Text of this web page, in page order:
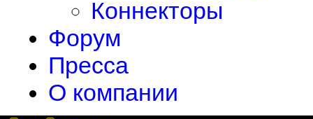
Коннекторы
Форум
Пресса
О компании